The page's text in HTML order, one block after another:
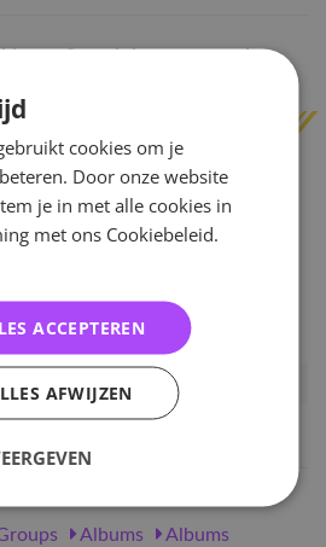
binnen 2 werkdagenverzonden
aangeven kan in de
1000000146233
Albums Albums
cookies om je
Door onze website
je in met alle cookies in
met ons Cookiebeleid.
ACCEPTEREN
AFWIJZEN